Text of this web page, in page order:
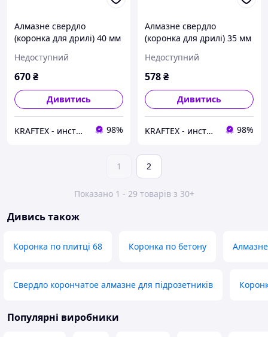
Алмазне свердло
(коронка для дрилі) 40 мм
hexagon
Недоступний
670₴
Дивитись
KRAFTEX - инструмент созданный творить 98%
Алмазне свердло
(коронка для дрилі) 35 мм
hexagon
Недоступний
578₴
Дивитись
KRAFTEX - инструмент созданный творить 98%
1 2
Показано 1 - 29 товарів з 30+
Дивись також
Коронка по плитці 68 Коронка по бетону
Свердло корончатое алмазне для підрозетників
Популярні виробники